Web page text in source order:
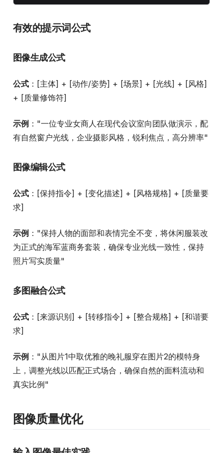
有效的提示词公式
图像生成公式
公式：[主体] + [动作/姿势] + [场景] + [光线] + [风格]
+ [质量修饰符]
示例 ："一位专业女商人在现代会议室向团队做演示，配
有自然窗户光线，企业摄影风格，锐利焦点，高分辨率"
图像编辑公式
公式：[保持指令] + [变化描述] + [风格规格] + [质量要
求]
示例 ："保持人物的面部和表情完全不变，将休闲服装改
为正式的海军蓝商务套装，确保专业光线一致性，保持
照片写实质量"
多图融合公式
公式：[来源识别] + [转移指令] + [整合规格] + [和谐要
求]
示例 ："从图片1中取优雅的晚礼服穿在图片2的模特身
上，调整光线以匹配正式场合，确保自然的面料流动和
真实比例"
图像质量优化